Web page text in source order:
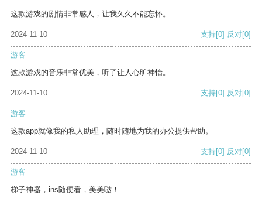
这款游戏的剧情非常感人，让我久久不能忘怀。
2024-11-10 支持[0] 反对[0]
游客
这款游戏的音乐非常优美，听了让人心旷神怡。
2024-11-10 支持[0] 反对[0]
游客
这款app就像我的私人助理，随时随地为我的办公提供帮助。
2024-11-10 支持[0] 反对[0]
游客
梯子神器，ins随便看，美美哒！